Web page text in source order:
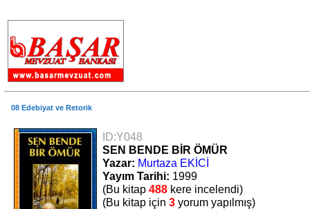
08 Edebiyat ve Retorik
ID:Y048
SEN BENDE BİR ÖMÜR
Yazar: Murtaza EKİCİ
Yayım Tarihi: 1999
(Bu kitap 488 kere incelendi)
(Bu kitap için 3 yorum yapılmış)